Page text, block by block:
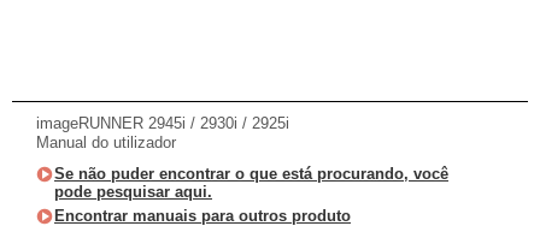
imageRUNNER 2945i / 2930i / 2925i
Manual do utilizador
Se não puder encontrar o que está procurando, você
pode pesquisar aqui.
Encontrar manuais para outros produto